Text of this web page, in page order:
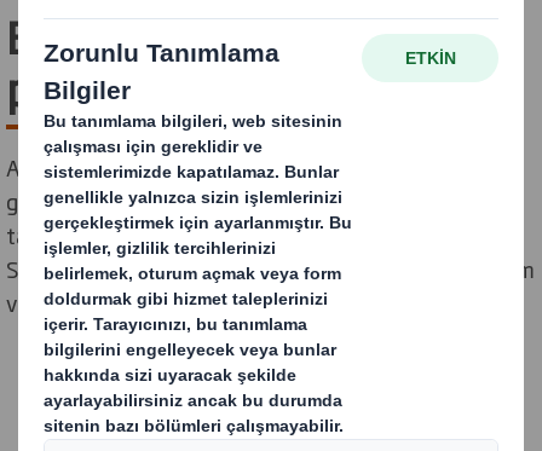
Ev ve Kendin Yap için özel
paketleme çözümleri
Araştırmalar, hepimizin evde daha fazla zaman
geçirdiğini gösteriyor. Çalışıyor veya dinleniyoruz, ev
tadilatları ve DIY işleri giderek daha önemli hale geliyor.
Sürdürülebilir ambalajımız, ürünlerinizin güvenli ve ilham
vermeye hazır bir şekilde ulaşmasını sağlar.
Ev & Kendin yap